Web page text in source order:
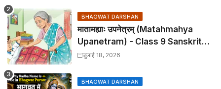
BHAGWAT DARSHAN
मातामह्याः उपनेत्रम् (Matahmahya
Upanetram) - Class 9 Sanskrit
Chapter 2 Translation &
जुलाई 18, 2026
BHAGWAT DARSHAN